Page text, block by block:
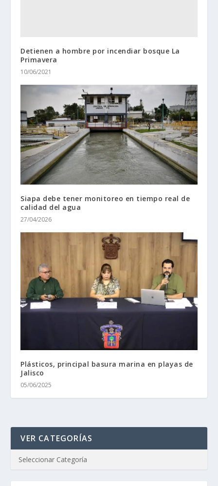
Detienen a hombre por incendiar bosque La
Primavera
10/06/2021
Siapa debe tener monitoreo en tiempo real de
calidad del agua
27/04/2026
Plásticos, principal basura marina en playas de
Jalisco
05/06/2025
VER CATEGORÍAS